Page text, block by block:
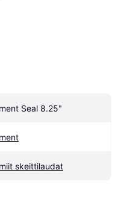
Seal 8.25"
skeittilaudat